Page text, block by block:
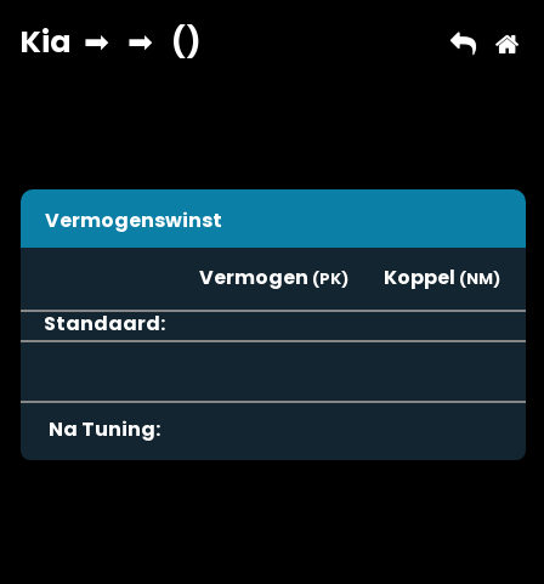
Vermogenswinst
Vermogen
Koppel
Standaard:
Na Tuning: